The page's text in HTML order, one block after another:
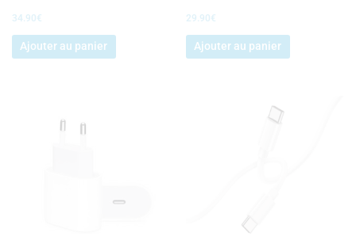
34.90€
Ajouter au panier
29.90€
Ajouter au panier